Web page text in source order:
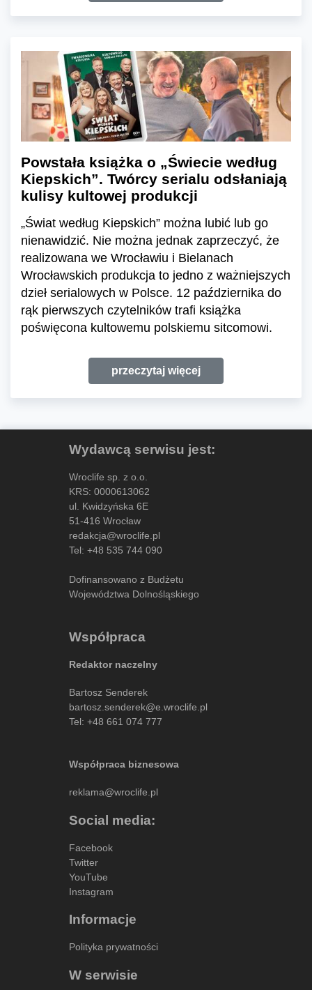
Powstała książka o „Świecie według
Kiepskich”. Twórcy serialu odsłaniają
kulisy kultowej produkcji
„Świat według Kiepskich” można lubić lub go
nienawidzić. Nie można jednak zaprzeczyć, że
realizowana we Wrocławiu i Bielanach
Wrocławskich produkcja to jedno z ważniejszych
dzieł serialowych w Polsce. 12 października do
rąk pierwszych czytelników trafi książka
poświęcona kultowemu polskiemu sitcomowi.
przeczytaj więcej
Wydawcą serwisu jest:
Wroclife sp. z o.o.
KRS: 0000613062
ul. Kwidzyńska 6E
51-416 Wrocław
redakcja@wroclife.pl
Tel: +48 535 744 090
Dofinansowano z Budżetu
Województwa Dolnośląskiego
Współpraca
Redaktor naczelny
Bartosz Senderek
bartosz.senderek@e.wroclife.pl
Tel: +48 661 074 777
Współpraca biznesowa
reklama@wroclife.pl
Social media:
Facebook
Twitter
YouTube
Instagram
Informacje
Polityka prywatności
W serwisie